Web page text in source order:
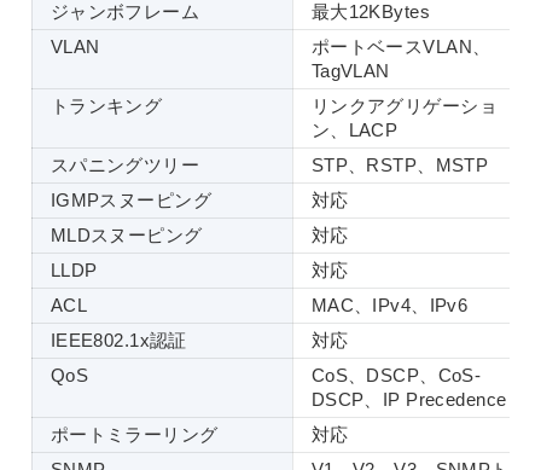
ジャンボフレーム
最大12KBytes
VLAN
ポートベースVLAN、
TagVLAN
トランキング
リンクアグリゲーショ
ン、LACP
スパニングツリー
STP、RSTP、MSTP
IGMPスヌーピング
対応
MLDスヌーピング
対応
LLDP
対応
ACL
MAC、IPv4、IPv6
IEEE802.1x認証
対応
QoS
CoS、DSCP、CoS-
DSCP、IP Precedence
ポートミラーリング
対応